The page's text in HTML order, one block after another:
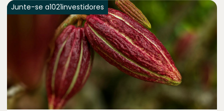
Junte-se a1021investidores